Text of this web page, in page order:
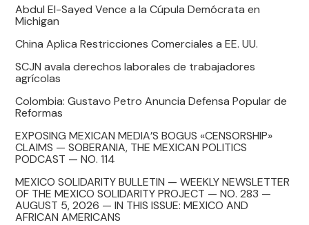
Abdul El-Sayed Vence a la Cúpula Demócrata en
Michigan
China Aplica Restricciones Comerciales a EE. UU.
SCJN avala derechos laborales de trabajadores
agrícolas
Colombia: Gustavo Petro Anuncia Defensa Popular de
Reformas
EXPOSING MEXICAN MEDIA’S BOGUS «CENSORSHIP»
CLAIMS — SOBERANIA, THE MEXICAN POLITICS
PODCAST — NO. 114
MEXICO SOLIDARITY BULLETIN — WEEKLY NEWSLETTER
OF THE MEXICO SOLIDARITY PROJECT — NO. 283 —
AUGUST 5, 2026 — IN THIS ISSUE: MEXICO AND
AFRICAN AMERICANS